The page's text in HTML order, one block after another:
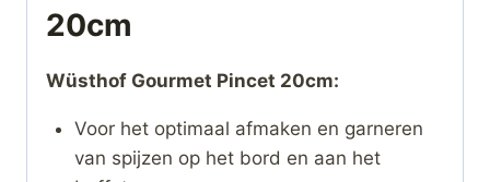
20cm
Wüsthof Gourmet Pincet 20cm:
Voor het optimaal afmaken en garneren
van spijzen op het bord en aan het